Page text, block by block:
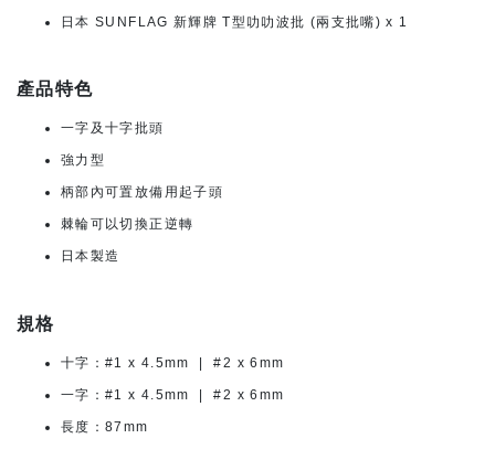
日本 SUNFLAG 新輝牌 T型叻叻波批 (兩支批嘴) x 1
產品特色
一字及十字批頭
強力型
柄部內可置放備用起子頭
棘輪可以切換正逆轉
日本製造
規格
十字：#1 x 4.5mm | #2 x 6mm
一字：#1 x 4.5mm | #2 x 6mm
長度：87mm